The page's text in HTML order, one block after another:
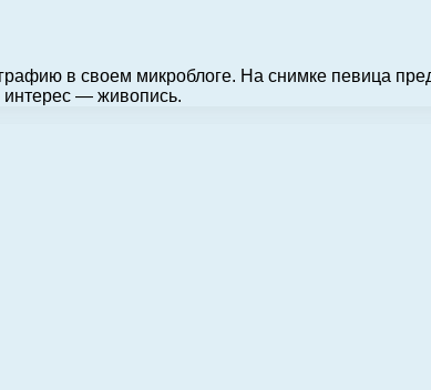
в своем микроблоге. На снимке певица
интерес — живопись.